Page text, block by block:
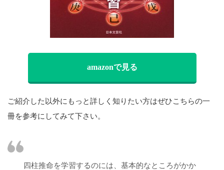
amazonで見る
ご紹介した以外にもっと詳しく知りたい方はぜひこちらの一
冊を参考にしてみて下さい。
四柱推命を学習するのには、基本的なところがかか